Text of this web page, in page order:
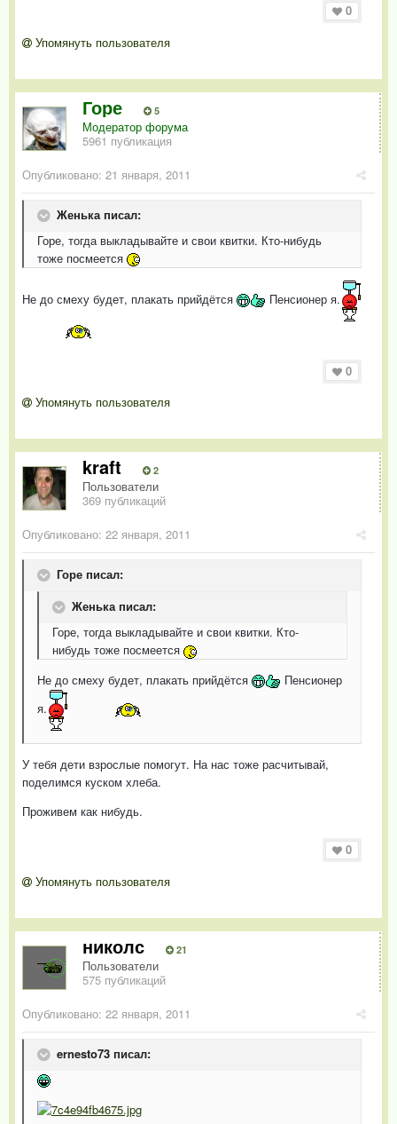
0
Упомянуть пользователя
Горе 5
Модератор форума
5961 публикация
Опубликовано: 21 января, 2011
Женька писал:
Горе, тогда выкладывайте и свои квитки. Кто-нибудь
тоже посмеется
Не до смеху будет, плакать прийдётся Пенсионер я.
0
Упомянуть пользователя
kraft 2
Пользователи
369 публикаций
Опубликовано: 22 января, 2011
Горе писал:
Женька писал:
Горе, тогда выкладывайте и свои квитки. Кто-
нибудь тоже посмеется
Не до смеху будет, плакать прийдётся
Пенсионер
я.
У тебя дети взрослые помогут. На нас тоже расчитывай,
поделимся куском хлеба.
Проживем как нибудь.
0
Упомянуть пользователя
николс 21
Пользователи
575 публикаций
Опубликовано: 22 января, 2011
ernesto73 писал: